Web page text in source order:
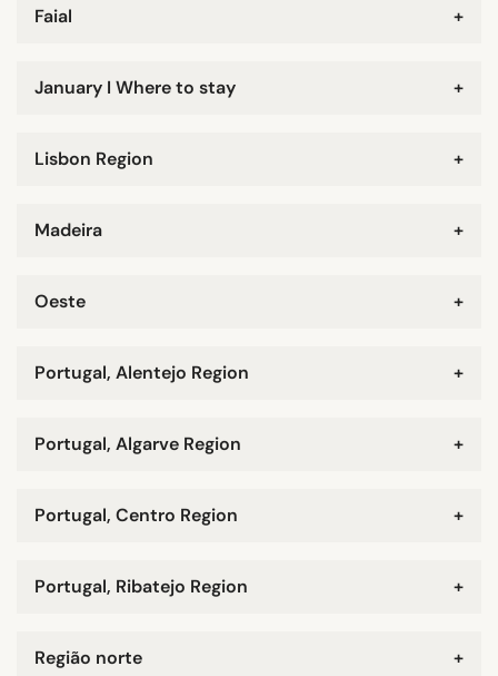
+
Faial
+
January I Where to stay
+
Lisbon Region
+
Madeira
+
Oeste
+
Portugal, Alentejo Region
+
Portugal, Algarve Region
+
Portugal, Centro Region
+
Portugal, Ribatejo Region
+
Região norte